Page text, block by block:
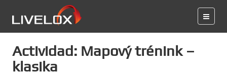
Actividad: Mapový trénink –
klasika